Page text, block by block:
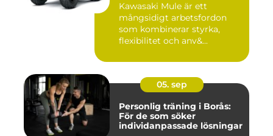
Kawasaki Mule är ett
mångsidigt arbetsfordon
som kombinerar styrka,
flexibilitet och anv&...
05. sep
Personlig träning i Borås:
För de som söker
individanpassade lösningar